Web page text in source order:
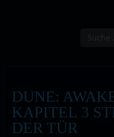
DUNE:
KAPITEL 3
DER TÜR